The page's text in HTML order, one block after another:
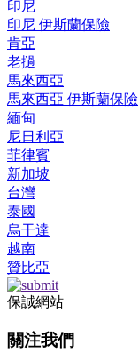
印尼
印尼 伊斯蘭保險
肯亞
老撾
馬來西亞
馬來西亞 伊斯蘭保險
緬甸
尼日利亞
菲律賓
新加坡
台灣
泰國
烏干達
越南
贊比亞
保誠網站
關注我們